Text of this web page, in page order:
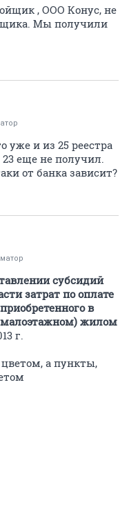
, ООО Конус, не
Мы получили
уже и из 25 реестра
еще не получил.
от банка зависит?
субсидий
затрат по оплате
в
малоэтажном) жилом
г.
а пункты,